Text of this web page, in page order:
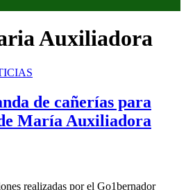
Auxiliadora
de cañerías para
María Auxiliadora
realizadas por el Go1bernador